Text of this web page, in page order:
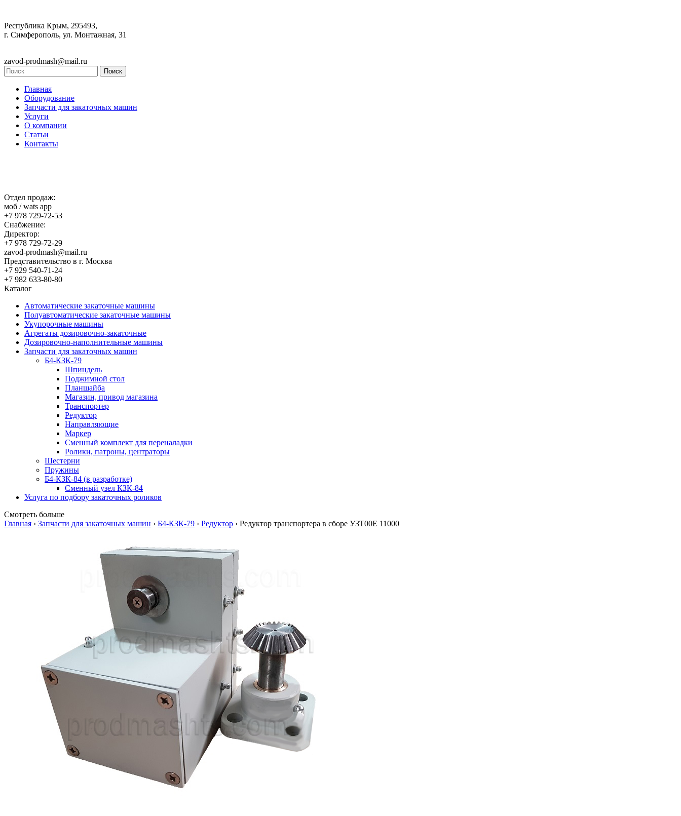
Республика Крым, 295493,
г. Симферополь, ул. Монтажная, 31
zavod-prodmash@mail.ru
Главная
Оборудование
Запчасти для закаточных машин
Услуги
О компании
Статьи
Контакты
Отдел продаж:
моб / wats app
+7 978 729-72-53
Снабжение:
Директор:
+7 978 729-72-29
zavod-prodmash@mail.ru
Представительство в г. Москва
+7 929 540-71-24
+7 982 633-80-80
Каталог
Автоматические закаточные машины
Полуавтоматические закаточные машины
Укупорочные машины
Агрегаты дозировочно-закаточные
Дозировочно-наполнительные машины
Запчасти для закаточных машин
Б4-КЗК-79
Шпиндель
Поджимной стол
Планшайба
Магазин, привод магазина
Транспортер
Редуктор
Направляющие
Маркер
Сменный комплект для переналадки
Ролики, патроны, центраторы
Шестерни
Пружины
Б4-КЗК-84 (в разработке)
Сменный узел КЗК-84
Услуга по подбору закаточных роликов
Смотреть больше
Главная › Запчасти для закаточных машин › Б4-КЗК-79 › Редуктор › Редуктор транспортера в сборе УЗТ00Е 11000